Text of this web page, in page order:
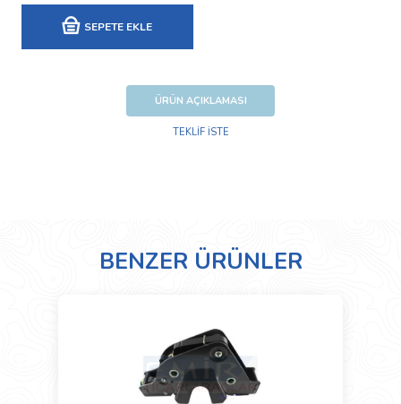
SEPETE EKLE
ÜRÜN AÇIKLAMASI
TEKLİF İSTE
BENZER ÜRÜNLER